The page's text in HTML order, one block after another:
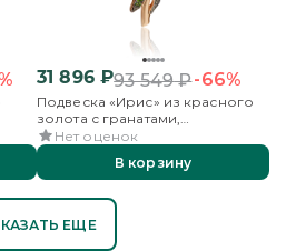
31 896₽93 549₽-66%
Подвеска «Ирис» из красного
золота с гранатами,
хромдиопсидами и эмалью
Нет оценок
В корзину
ЕЩЕ